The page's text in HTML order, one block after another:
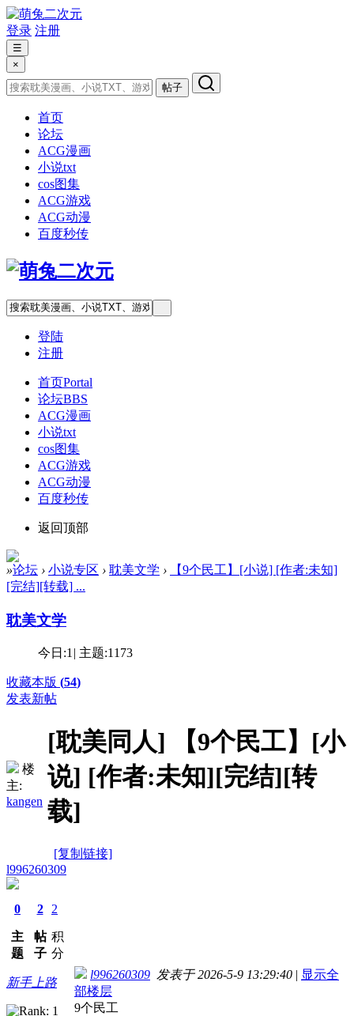
登录 注册
☰
×
帖子
首页
论坛
ACG漫画
小说txt
cos图集
ACG游戏
ACG动漫
百度秒传
登陆
注册
首页Portal
论坛BBS
ACG漫画
小说txt
cos图集
ACG游戏
ACG动漫
百度秒传
返回顶部
»论坛 › 小说专区 › 耽美文学 ›
【9个民工】[小说] [作者:未知]
[完结][转载] ...
耽美文学
今日:1 | 主题:1173
收藏本版 (54)
发表新帖
楼
主:
kangen
[耽美同人]
【9个民工】[小
说] [作者:未知][完结][转
载]
[复制链接]
l996260309
0
主
题
2
帖
子
2
积
分
新手上路
l996260309 发表于 2026-5-9 13:29:40 | 显示全
部楼层
9个民工